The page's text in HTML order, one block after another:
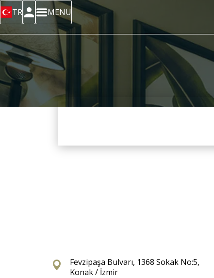
TR MENÜ
Fevzipaşa Bulvarı, 1368 Sokak No:5,
Konak / İzmir